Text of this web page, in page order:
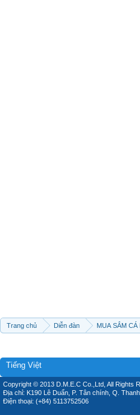
Trang chủ Diễn đàn MUA SẮM CÁ
Tiếng Việt
Copyright © 2013 D.M.E.C Co.,Ltd, All Rights
Địa chỉ: K190 Lê Duẩn, P. Tân chính, Q.
Điện thoại: (+84) 5113752506